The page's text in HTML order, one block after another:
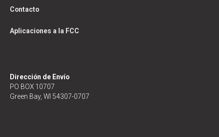
Contacto
Aplicaciones a la FCC
Dirección de Envío
PO BOX 10707
Green Bay, WI 54307-0707